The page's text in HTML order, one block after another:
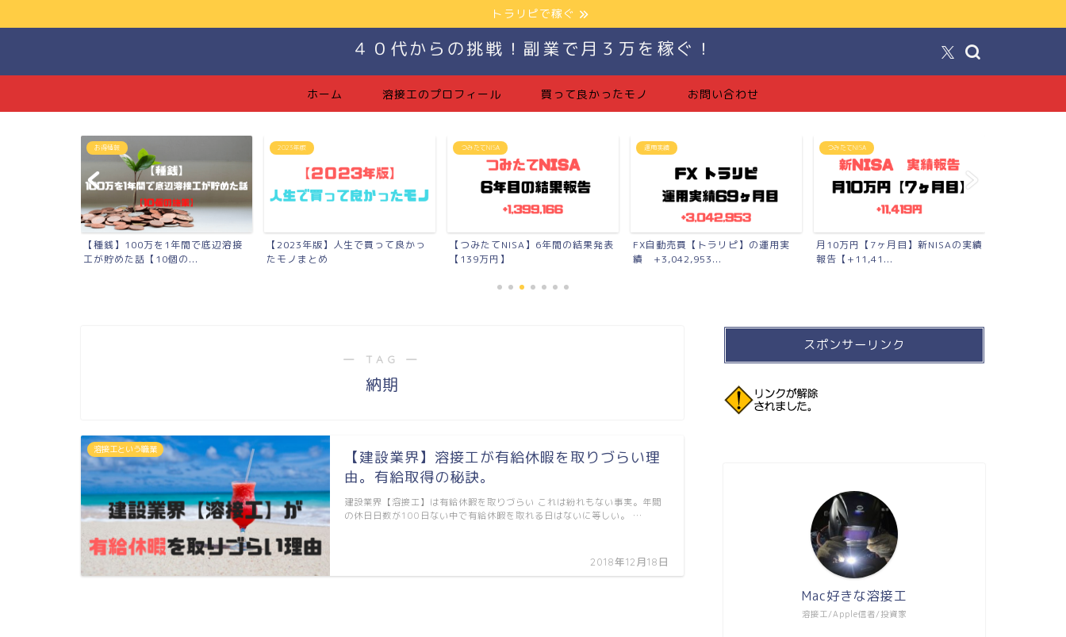
トラリピで稼ぐ
４０代からの挑戦！副業で月３万を稼ぐ！
ホーム 溶接工のプロフィール 買って良かったモノ お問い合わせ
2023年版
【2023年版】人生で買って良かっ
たモノまとめ
つみたてNISA
【つみたてNISA】6年間の結果発表
【139万円】
運用実績
FX自動売買【トラリピ】の運用実
績 +3,042,953...
つみたてNISA
月10万円【7ヶ月目】新NISAの実績
報告【+11,41...
FX投資【トラリピ】
【完全版】トラリピの始め方【準備
品〜口座開設〜勉強法まで...
― TAG ―
納期
溶接工という職業
【建設業界】溶接工が有給休暇を取りづらい理
由。有給取得の秘訣。
2018年12月18日
建設業界【溶接工】は有給休暇を取りづらい これは紛れもない事実。年間
の休日日数が100日ない中で有給休暇を取れる日はないに等しい。 …
スポンサーリンク
溶接工/Apple信者/投資家
Mac好きな溶接工